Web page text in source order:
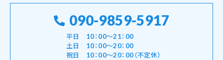
090-9859-5917
平日 10：00～21：00
土日 10：00～20：00
祝日 10：00～20：00（不定休）